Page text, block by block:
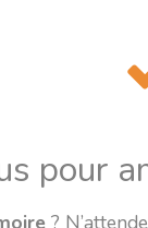
pour
?